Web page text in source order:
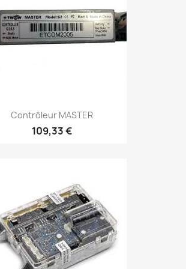
Contrôleur MASTER
109,33 €